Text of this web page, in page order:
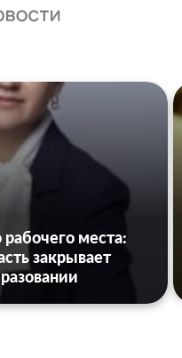
места:
закрывает